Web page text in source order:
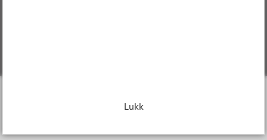
Personvern
n
Lukk